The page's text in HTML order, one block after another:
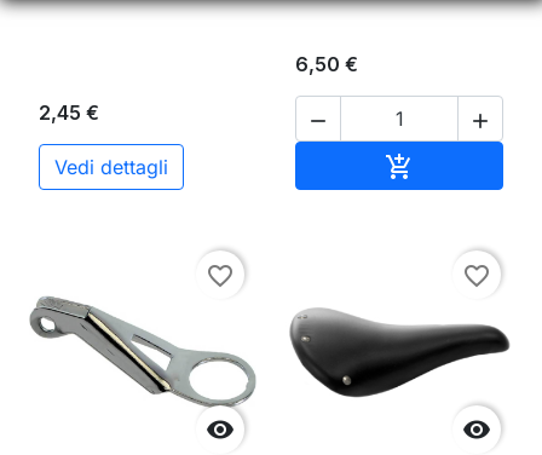
2,45 €
Vedi dettagli
6,50 €
 


favorite_border

favorite_border